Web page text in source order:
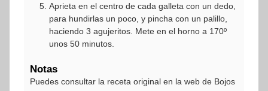
Aprieta en el centro de cada galleta con un dedo,
para hundirlas un poco, y pincha con un palillo,
haciendo 3 agujeritos. Mete en el horno a 170º
unos 50 minutos.
Notas
Puedes consultar la receta original en la web de Bojos